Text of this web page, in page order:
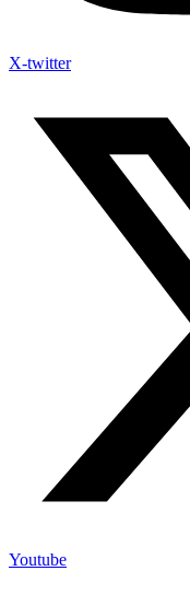
X-twitter
Youtube